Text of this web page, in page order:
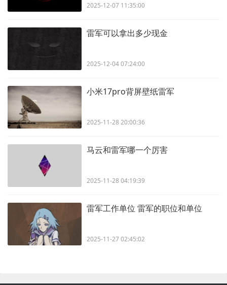
2025-12-07 11:35:00
雷军可以拿出多少现金
2025-12-04 07:24:00
小米17pro背屏壁纸雷军
2025-11-28 20:00:36
马云和雷军哪一个厉害
2025-11-28 04:19:39
雷军工作单位 雷军的职位和单位
2025-11-27 02:45:02